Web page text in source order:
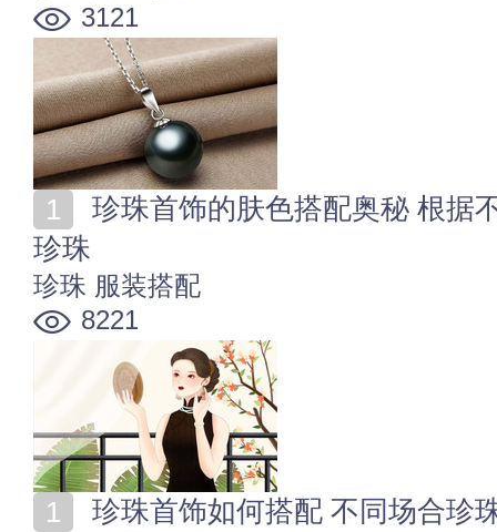
3121
珍珠
珍珠 服装搭配
8221
珍珠首饰如何搭配 不同场合珍